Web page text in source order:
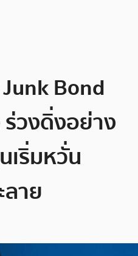
Bond
วงดิ่งอย่าง
เริ่มหวั่น
าย